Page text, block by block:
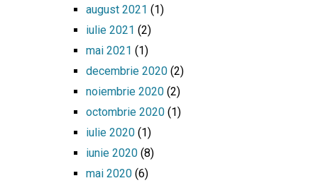
august 2021 (1)
iulie 2021 (2)
mai 2021 (1)
decembrie 2020(2)
noiembrie 2020(2)
octombrie 2020(1)
iulie 2020(1)
iunie 2020(8)
mai 2020(6)